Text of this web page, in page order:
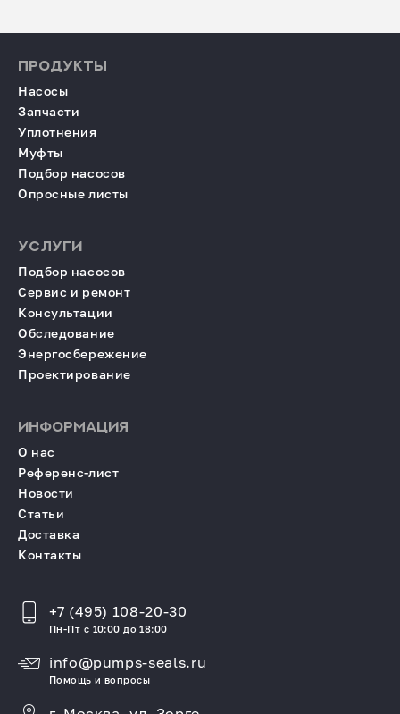
ПРОДУКТЫ
Насосы
Запчасти
Уплотнения
Муфты
Подбор насосов
Опросные листы
УСЛУГИ
Подбор насосов
Сервис и ремонт
Консультации
Обследование
Энергосбережение
Проектирование
ИНФОРМАЦИЯ
О нас
Референс-лист
Новости
Статьи
Доставка
Контакты
+7 (495) 108-20-30
Пн-Пт с 10:00 до 18:00
info@pumps-seals.ru
Помощь и вопросы